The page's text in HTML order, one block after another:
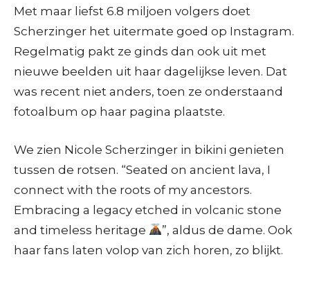
Met maar liefst 6.8 miljoen volgers doet
Scherzinger het uitermate goed op Instagram.
Regelmatig pakt ze ginds dan ook uit met
nieuwe beelden uit haar dagelijkse leven. Dat
was recent niet anders, toen ze onderstaand
fotoalbum op haar pagina plaatste.
We zien Nicole Scherzinger in bikini genieten
tussen de rotsen. “Seated on ancient lava, I
connect with the roots of my ancestors.
Embracing a legacy etched in volcanic stone
and timeless heritage
”, aldus de dame. Ook
haar fans laten volop van zich horen, zo blijkt.